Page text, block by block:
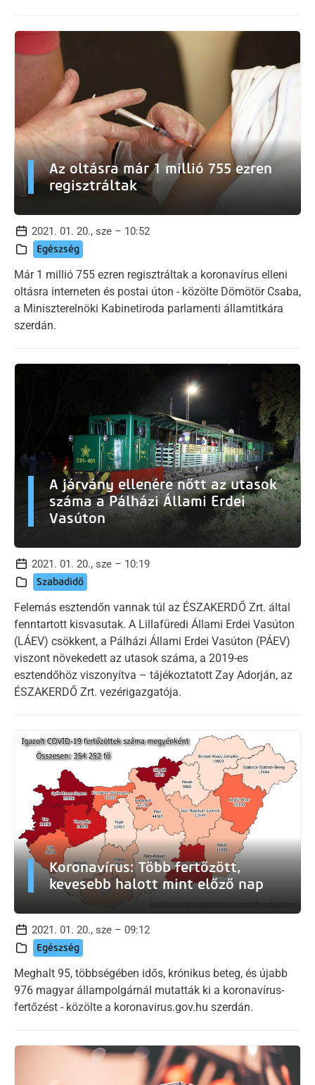
Az oltásra már 1 millió 755 ezren
regisztráltak
2021. 01. 20., sze – 10:52
Egészség
Már 1 millió 755 ezren regisztráltak a koronavírus elleni
oltásra interneten és postai úton - közölte Dömötör Csaba,
a Miniszterelnöki Kabinetiroda parlamenti államtitkára
szerdán.
A járvány ellenére nőtt az utasok
száma a Pálházi Állami Erdei
Vasúton
2021. 01. 20., sze – 10:19
Szabadidő
Felemás esztendőn vannak túl az ÉSZAKERDŐ Zrt. által
fenntartott kisvasutak. A Lillafüredi Állami Erdei Vasúton
(LÁEV) csökkent, a Pálházi Állami Erdei Vasúton (PÁEV)
viszont növekedett az utasok száma, a 2019-es
esztendőhöz viszonyítva – tájékoztatott Zay Adorján, az
ÉSZAKERDŐ Zrt. vezérigazgatója.
Koronavírus: Több fertőzött,
kevesebb halott mint előző nap
2021. 01. 20., sze – 09:12
Egészség
Meghalt 95, többségében idős, krónikus beteg, és újabb
976 magyar állampolgárnál mutatták ki a koronavírus-
fertőzést - közölte a koronavirus.gov.hu szerdán.